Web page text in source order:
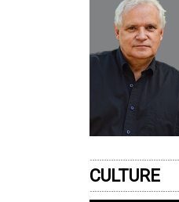
CULTURE